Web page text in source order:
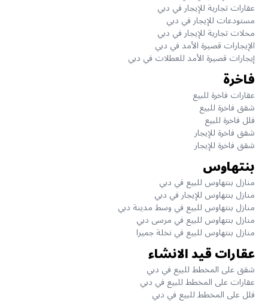
عقارات تجارية للإيجار في دبي
مستودعات للإيجار في دبي
محلات تجارية للإيجار في دبي
الإيجارات قصيرة الأمد في دبي
إيجارات قصيرة الأمد للعطلات في دبي
فاخرة
عقارات فاخرة للبيع
شقق فاخرة للبيع
فلل فاخرة للبيع
شقق فاخرة للإيجار
شقق فاخرة للإيجار
بنتهاوس
منازل بنتهاوس للبيع في دبي
منازل بنتهاوس للإيجار في دبي
منازل بنتهاوس للبيع في وسط مدينة دبي
منازل بنتهاوس للبيع في مرسى دبي
منازل بنتهاوس للبيع في نخلة جميرا
عقارات قيد الانشاء
شقق على المخطط للبيع في دبي
عقارات على المخطط للبيع في دبي
فلل على المخطط للبيع في دبي